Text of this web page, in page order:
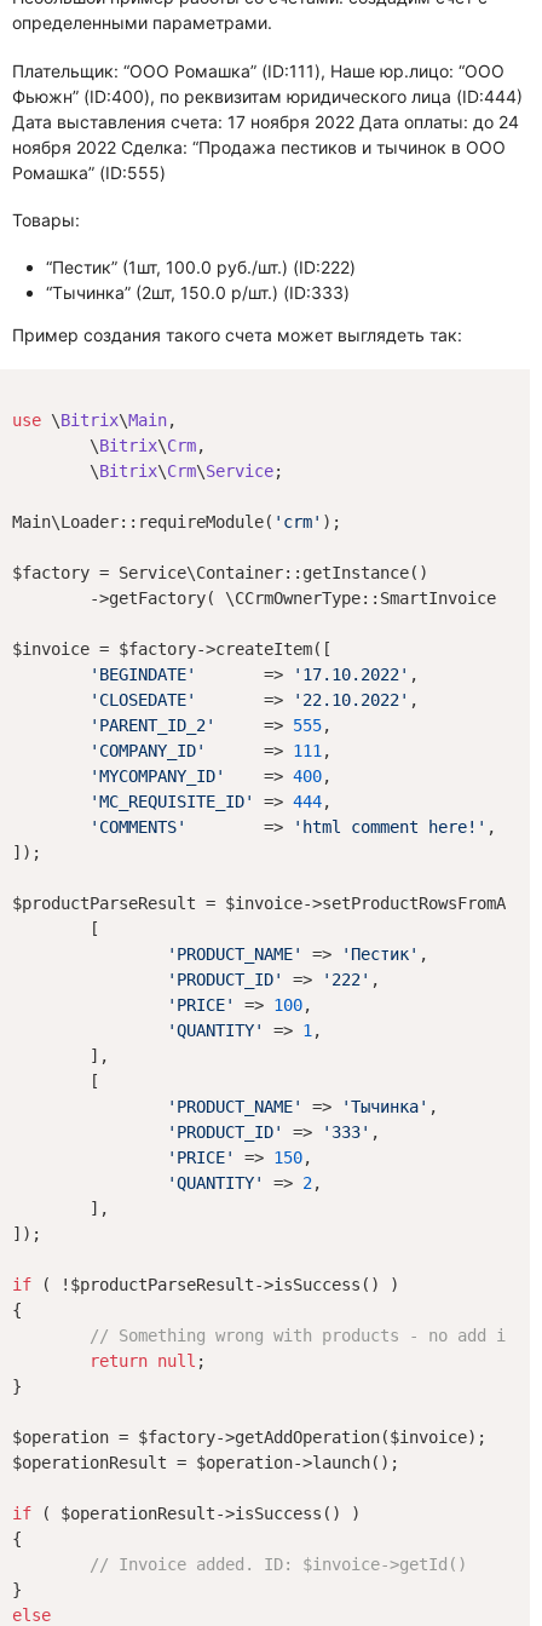
определенными параметрами.
Плательщик: “ООО Ромашка” (ID:111), Наше юр.лицо: “ООО
Фьюжн” (ID:400), по реквизитам юридического лица (ID:444)
Дата выставления счета: 17 ноября 2022 Дата оплаты: до 24
ноября 2022 Сделка: “Продажа пестиков и тычинок в ООО
Ромашка” (ID:555)
Товары:
“Пестик” (1шт, 100.0 руб./шт.) (ID:222)
“Тычинка” (2шт, 150.0 р/шт.) (ID:333)
Пример создания такого счета может выглядеть так:
use \Bitrix\Main,
	\
Bitrix\Crm,
	\
Bitrix\Crm\Service;
Main\Loader::requireModule( 'crm' );
$factory = Service\Container::getInstance()
$invoice = $factory->createItem([
'BEGINDATE'
       =>
'17.10.2022' ,
'CLOSEDATE'
       =>
'22.10.2022' ,
'PARENT_ID_2'
     =>
555,
'COMPANY_ID'
      =>
111 ,
'MYCOMPANY_ID'
    =>
400,
'MC_REQUISITE_ID'
=> 444,
'COMMENTS'
        =>
'html comment here!' ,
]);
$productParseResult = $invoice-
'PRODUCT_NAME'
=> 'Пестик' ,
'PRODUCT_ID'
=> '222' ,
'PRICE'
=> 100,
'QUANTITY'
=> 1 ,
'PRODUCT_NAME'
=> 'Тычинка' ,
'PRODUCT_ID'
=> '333' ,
'PRICE'
=> 150,
'QUANTITY'
=> 2,
]);
if ( !$productParseResult->isSuccess() )
{
// Something wrong with products - no add
return null ;
}
$operation = $factory->getAddOperation($invoice);
$operationResult = $operation->launch();
if ( $operationResult->isSuccess() )
{
// Invoice added. ID: $invoice->getId()
else